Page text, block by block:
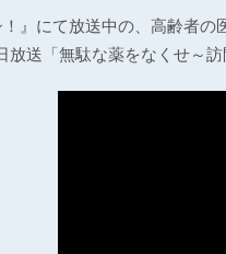
』にて放送中の、高齢者の
放送「無駄な薬をなくせ～